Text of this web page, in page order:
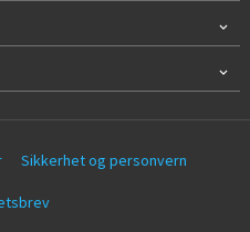
Sikkerhet og personvern